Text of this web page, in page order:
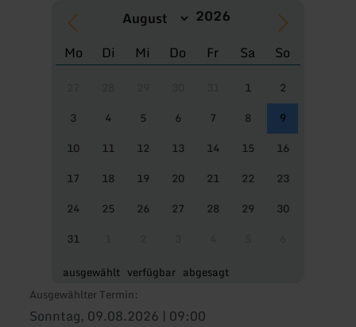
Mo Di Mi Do Fr Sa So
1
2
3
4 5 6 7 8
9
10
11 12 13 14 15
16
17
18 19 20 21 22
23
24
25 26 27 28 29
30
31
ausgewählt verfügbar abgesagt
Ausgewählter Termin:
Sonntag, 09.08.2026 | 09:00